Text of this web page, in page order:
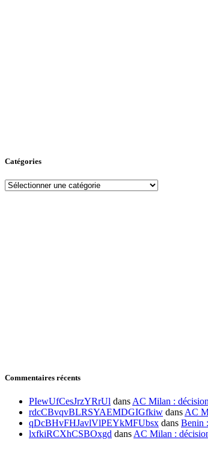
Catégories
Commentaires récents
PIewUfCesJrzYRrUl dans AC Milan :
rdcCBvqvBLRSYAEMDGIGfkiw dans AC
qDcBHvFHJavlVlPEYkMFUbsx dans Benin
lxfkiRCXhCSBOxgd dans AC Milan :